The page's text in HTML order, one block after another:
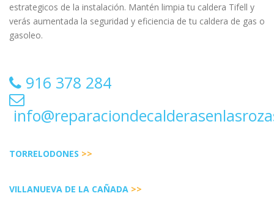
estrategicos de la instalación. Mantén limpia tu caldera Tifell y
verás aumentada la seguridad y eficiencia de tu caldera de gas o
gasoleo.
916 378 284
TORRELODONES >>
VILLANUEVA DE LA CAÑADA >>